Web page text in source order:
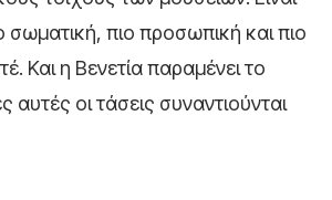
σωματική, πιο προσωπική και πιο
Και η Βενετία παραμένει το
οι τάσεις συναντιούνται